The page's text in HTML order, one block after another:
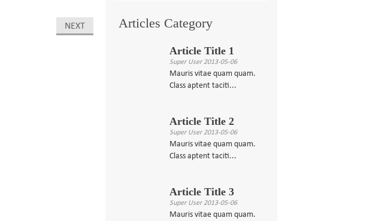
NEXT Articles Category
Article Title 1
Super User 2013-05-06
Mauris vitae quam quam.
Class aptent taciti...
Article Title 2
Super User 2013-05-06
Mauris vitae quam quam.
Class aptent taciti...
Article Title 3
Super User 2013-05-06
Mauris vitae quam quam.